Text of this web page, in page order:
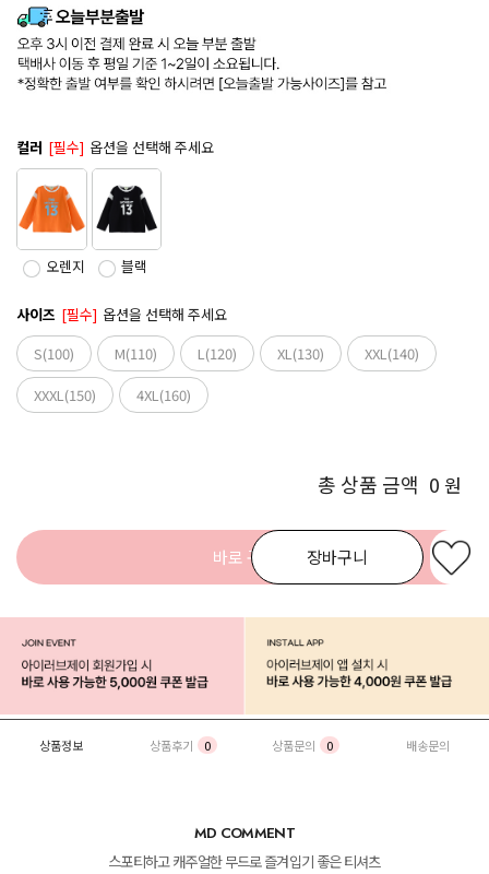
컬러 [필수] 옵션을 선택해 주세요
오렌지 블랙
사이즈 [필수] 옵션을 선택해 주세요
S(100)
M(110) L(120) XL(130)
XXL(140)
XXXL(150)
4XL(160)
총 상품 금액 0 원
장바구니
바로 구매
상품정보 상품후기 0 상품문의 0 배송문의
MD COMMENT
스포티하고 캐주얼한 무드로 즐겨입기 좋은 티셔츠